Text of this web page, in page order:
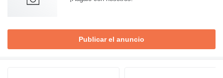
Publicar el anuncio